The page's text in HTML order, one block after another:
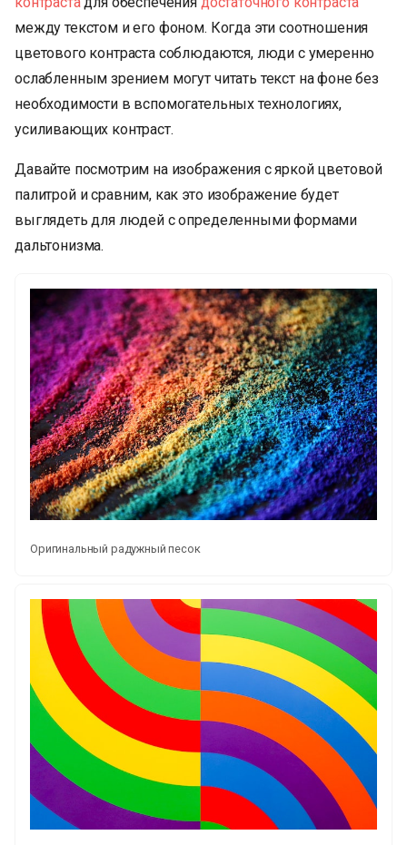
между текстом и его фоном. Когда эти соотношения
цветового контраста соблюдаются, люди с умеренно
ослабленным зрением могут читать текст на фоне без
необходимости в вспомогательных технологиях,
усиливающих контраст.
Давайте посмотрим на изображения с яркой цветовой
палитрой и сравним, как это изображение будет
выглядеть для людей с определенными формами
дальтонизма.
Оригинальный радужный песок